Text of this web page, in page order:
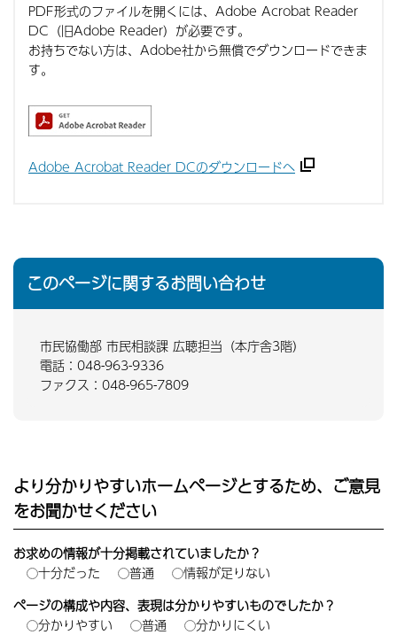
PDF形式のファイルを開くには、Adobe Acrobat Reader
DC（旧Adobe Reader）が必要です。
お持ちでない方は、Adobe社から無償でダウンロードできま
す。
Adobe Acrobat Reader DCのダウンロードへ
このページに関するお問い合わせ
市民協働部 市民相談課 広聴担当（本庁舎3階）
電話：048-963-9336
ファクス：048-965-7809
より分かりやすいホームページとするため、ご意見
をお聞かせください
お求めの情報が十分掲載されていましたか？
十分だった
普通
情報が足りない
ページの構成や内容、表現は分かりやすいものでしたか？
分かりやすい
普通
分かりにくい